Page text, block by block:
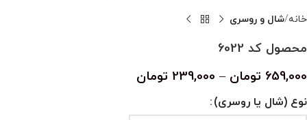
خانه شال و روسری
محصول کد 6022
659,000 تومان –
239,000 تومان
نوع (شال یا روسری)